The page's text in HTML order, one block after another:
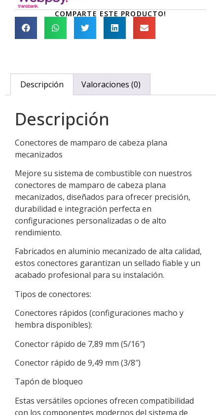
COMPARTE ESTE PRODUCTO!
Descripción Valoraciones (0)
Descripción
Conectores de mamparo de cabeza plana
mecanizados
Mejore su sistema de combustible con nuestros
conectores de mamparo de cabeza plana
mecanizados, diseñados para ofrecer precisión,
durabilidad e integración perfecta en
configuraciones personalizadas o de alto
rendimiento.
Fabricados en aluminio mecanizado de alta calidad,
estos conectores garantizan un sellado fiable y un
acabado profesional para su instalación.
Tipos de conectores:
Conectores rápidos (configuraciones macho y
hembra disponibles):
Conector rápido de 7,89 mm (5/16″)
Conector rápido de 9,49 mm (3/8″)
Tapón de bloqueo
Estas versátiles opciones ofrecen compatibilidad
con los componentes modernos del sistema de